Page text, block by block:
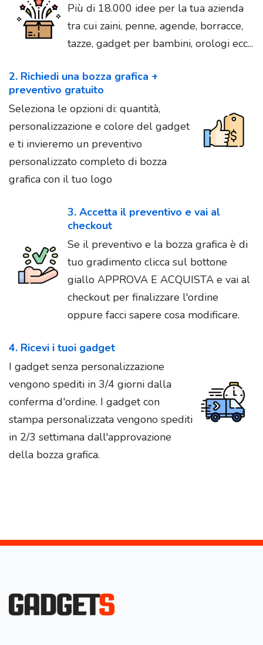
Più di 18.000 idee per la tua azienda
tra cui zaini, penne, agende, borracce,
tazze, gadget per bambini, orologi ecc...
2. Richiedi una bozza grafica +
preventivo gratuito
Seleziona le opzioni di: quantità,
personalizzazione e colore del gadget
e ti invieremo un preventivo
personalizzato completo di bozza
grafica con il tuo logo
3. Accetta il preventivo e vai al
checkout
Se il preventivo e la bozza grafica è di
tuo gradimento clicca sul bottone
giallo APPROVA E ACQUISTA e vai al
checkout per finalizzare l'ordine
oppure facci sapere cosa modificare.
4. Ricevi i tuoi gadget
I gadget senza personalizzazione
vengono spediti in 3/4 giorni dalla
conferma d'ordine. I gadget con
stampa personalizzata vengono spediti
in 2/3 settimana dall'approvazione
della bozza grafica.